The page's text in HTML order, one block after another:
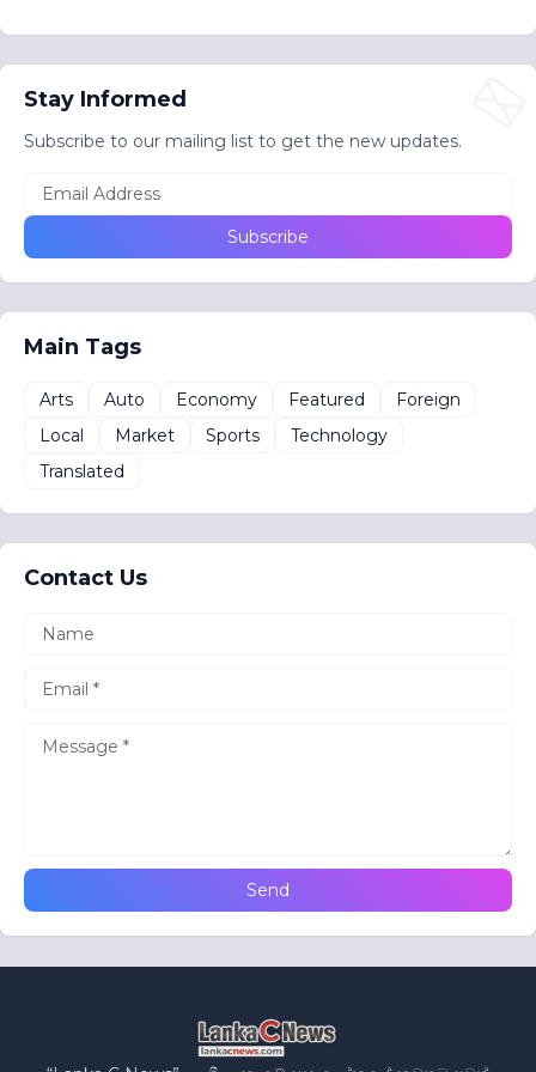
Stay Informed
Subscribe to our mailing list to get the new updates.
Main Tags
Arts Auto Economy Featured
Foreign
Local
Market Sports
Technology
Translated
Contact Us